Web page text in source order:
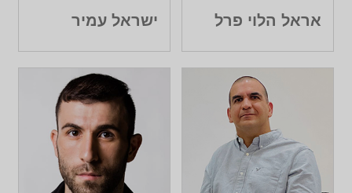
אראל הלוי פרל ישראל עמיר